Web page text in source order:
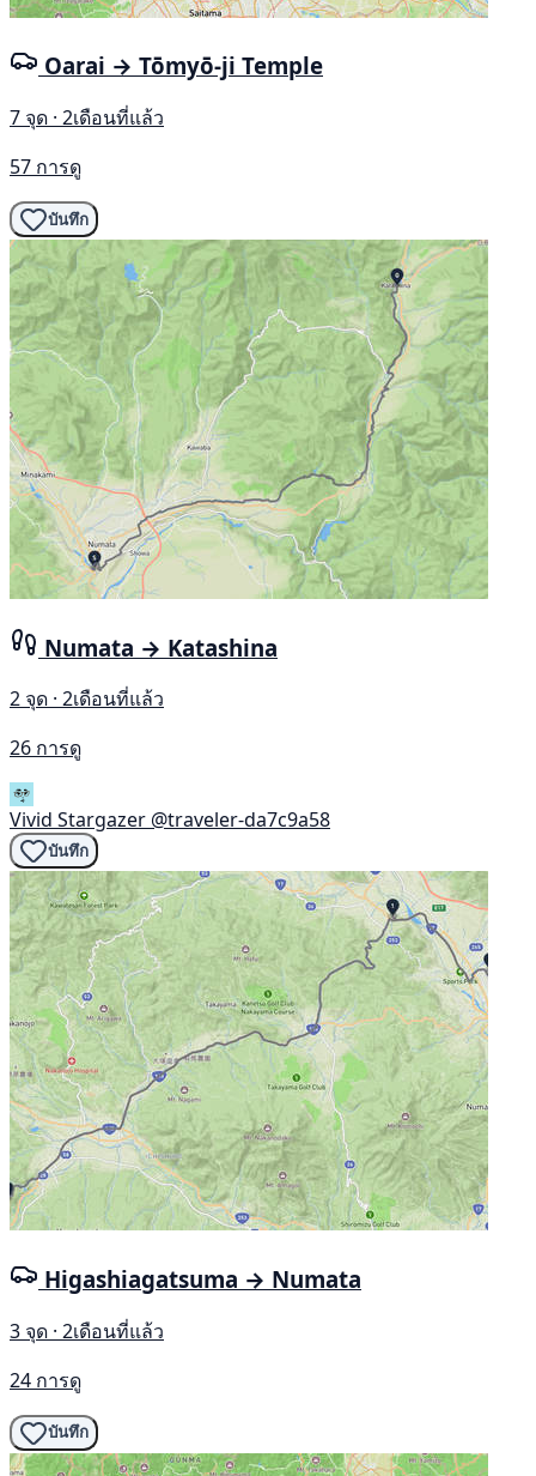
Oarai → Tōmyō-ji Temple
7 จุด · 2เดือนที่แล้ว
57 การดู
บันทึก
Numata → Katashina
2 จุด · 2เดือนที่แล้ว
26 การดู
Vivid Stargazer @traveler-da7c9a58
บันทึก
Higashiagatsuma → Numata
3 จุด · 2เดือนที่แล้ว
24 การดู
บันทึก